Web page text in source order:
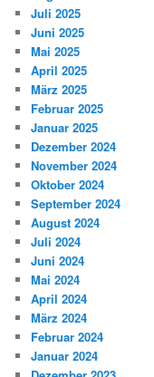
Juli 2025
Juni 2025
Mai 2025
April 2025
März 2025
Februar 2025
Januar 2025
Dezember 2024
November 2024
Oktober 2024
September 2024
August 2024
Juli 2024
Juni 2024
Mai 2024
April 2024
März 2024
Februar 2024
Januar 2024